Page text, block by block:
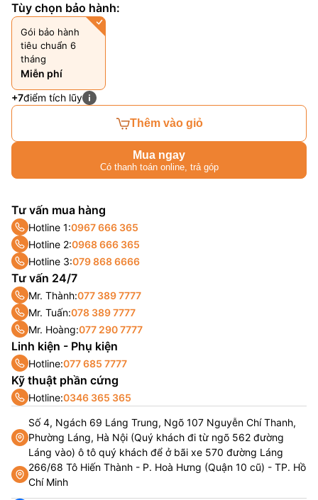
Tùy chọn bảo hành:
Gói bảo hành
tiêu chuẩn 6
tháng
Miễn phí
+7điểm tích lũy
Thêm vào giỏ
Mua ngay
Có thanh toán online, trả góp
Tư vấn mua hàng
Hotline 1:0967 666 365
Hotline 2:0968 666 365
Hotline 3:079 868 6666
Tư vấn 24/7
Mr. Thành:077 389 7777
Mr. Tuấn:078 389 7777
Mr. Hoàng:077 290 7777
Linh kiện - Phụ kiện
Hotline:077 685 7777
Kỹ thuật phần cứng
Hotline:0346 365 365
Số 4, Ngách 69 Láng Trung, Ngõ 107 Nguyễn Chí Thanh,
Phường Láng, Hà Nội (Quý khách đi từ ngõ 562 đường
Láng vào) ô tô quý khách để ở bãi xe 570 đường Láng
266/68 Tô Hiến Thành - P. Hoà Hưng (Quận 10 cũ) - TP. Hồ
Chí Minh